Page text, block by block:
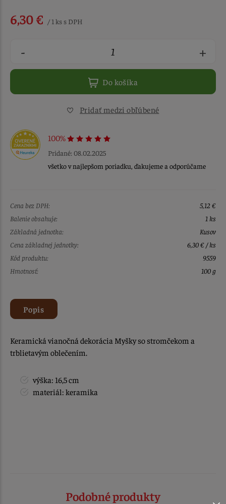
6,30 € / 1 ks s DPH
- +
Do košíka
Pridať medzi obľúbené
100%
Pridané: 08.02.2025
všetko v najlepšom poriadku, ďakujeme a odporúčame
Cena bez DPH:
5,12 €
Balenie obsahuje:
1 ks
Základná jednotka:
Kusov
Cena základnej jednotky:
6,30 € / ks
Kód produktu:
9559
Hmotnosť:
100 g
Popis
Keramická vianočná dekorácia Myšky so stromčekom a
trblietavým oblečením.
výška: 16,5 cm
materiál: keramika
Podobné produkty